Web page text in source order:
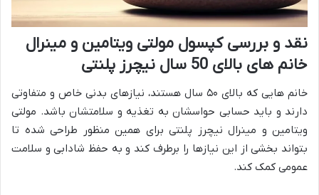
نقد و بررسی کپسول مولتی ویتامین و مینرال
خانم های بالای 50 سال نیچرز پلنتی
خانم هایی که بالای ۵۰ سال هستند، نیازهای بدنی خاص و متفاوتی
دارند و باید حسابی حواسشان به تغذیه و سلامتشان باشد. مولتی
ویتامین و مینرال نیچرز پلنتی برای همین منظور طراحی شده تا
بتواند بخشی از این نیازها را برطرف کند و به حفظ شادابی و سلامت
عمومی کمک کند.